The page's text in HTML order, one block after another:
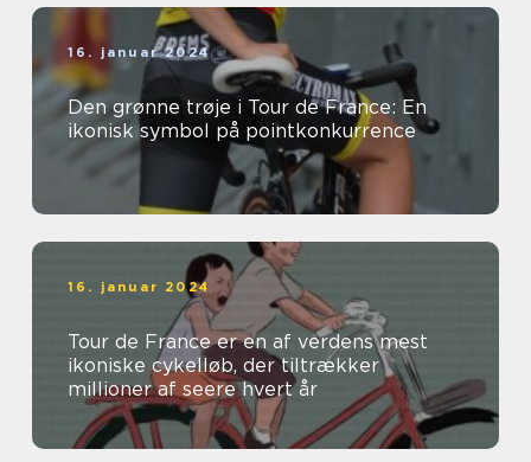
16. januar 2024
Den grønne trøje i Tour de France: En
ikonisk symbol på pointkonkurrence
16. januar 2024
Tour de France er en af verdens mest
ikoniske cykelløb, der tiltrækker
millioner af seere hvert år